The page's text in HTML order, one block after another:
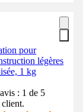
pour
légères
1 kg
: 1 de 5